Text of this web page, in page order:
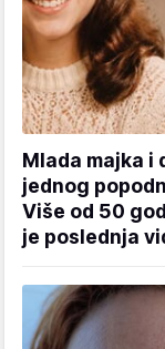
Mlada majka i
jednog
Više od 50
je poslednja